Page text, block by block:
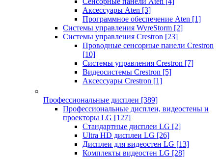
Аксессуары Aten [3]
Программное обеспечение Aten [1]
Системы управления WyreStorm [2]
Системы управления Crestron [23]
Проводные сенсорные панели Crestron
[10]
Системы управления Crestron [7]
Видеосистемы Crestron [5]
Аксессуары Crestron [1]
Профессиональные дисплеи [389]
Профессиональные дисплеи, видеостены и
проекторы LG [127]
Стандартные дисплеи LG [2]
Ultra HD дисплеи LG [26]
Дисплеи для видеостен LG [13]
Комплекты видеостен LG [28]